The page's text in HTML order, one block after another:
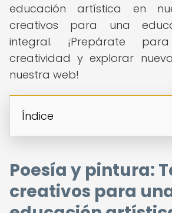
educación artística en
creativos para una
integral. ¡Prepárate
creatividad y explorar
nuestra web!
Índice
Poesía y pintura:
creativos para